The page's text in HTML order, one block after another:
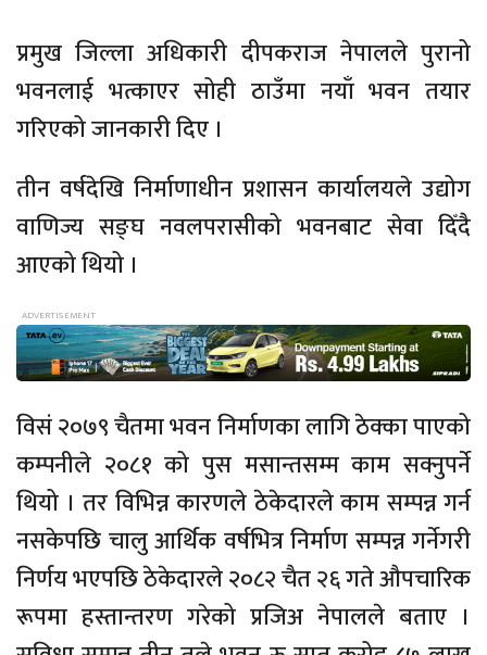
प्रमुख जिल्ला अधिकारी दीपकराज नेपालले पुरानो
भवनलाई भत्काएर सोही ठाउँमा नयाँ भवन तयार
गरिएको जानकारी दिए ।
तीन वर्षदेखि निर्माणाधीन प्रशासन कार्यालयले उद्योग
वाणिज्य सङ्घ नवलपरासीको भवनबाट सेवा दिँदै
आएको थियो ।
विसं २०७९ चैतमा भवन निर्माणका लागि ठेक्का पाएको
कम्पनीले २०८१ को पुस मसान्तसम्म काम सक्नुपर्ने
थियो । तर विभिन्न कारणले ठेकेदारले काम सम्पन्न गर्न
नसकेपछि चालु आर्थिक वर्षभित्र निर्माण सम्पन्न गर्नेगरी
निर्णय भएपछि ठेकेदारले २०८२ चैत २६ गते औपचारिक
रूपमा हस्तान्तरण गरेको प्रजिअ नेपालले बताए ।